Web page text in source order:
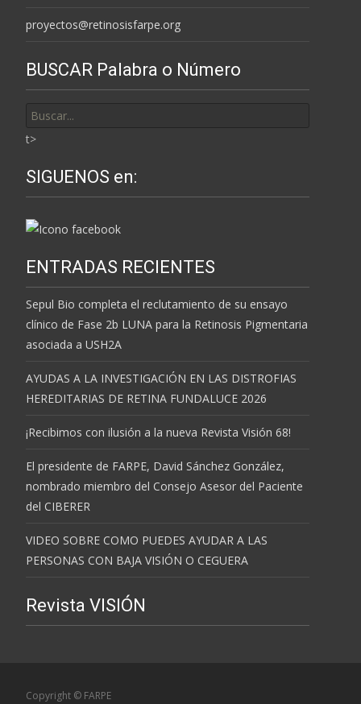
proyectos@retinosisfarpe.org
BUSCAR Palabra o Número
por:
t>
SIGUENOS en:
ENTRADAS RECIENTES
Sepul Bio completa el reclutamiento de su ensayo
clínico de Fase 2b LUNA para la Retinosis Pigmentaria
asociada a USH2A
AYUDAS A LA INVESTIGACIÓN EN LAS DISTROFIAS
HEREDITARIAS DE RETINA FUNDALUCE 2026
¡Recibimos con ilusión a la nueva Revista Visión 68!
El presidente de FARPE, David Sánchez González,
nombrado miembro del Consejo Asesor del Paciente
del CIBERER
VIDEO SOBRE COMO PUEDES AYUDAR A LAS
PERSONAS CON BAJA VISIÓN O CEGUERA
Revista VISIÓN
Copyright © FARPE